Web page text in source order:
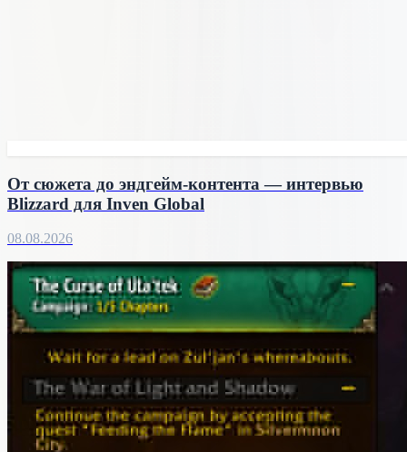
От сюжета до эндгейм-контента — интервью
Blizzard для Inven Global
08.08.2026